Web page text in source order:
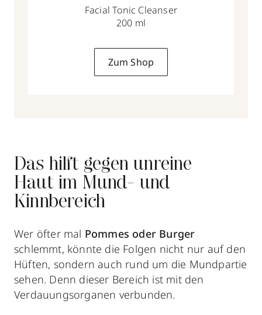
Facial Tonic Cleanser
200 ml
Zum Shop
Das hilft gegen unreine
Haut im Mund- und
Kinnbereich
Wer öfter mal Pommes oder Burger
schlemmt, könnte die Folgen nicht nur auf den
Hüften, sondern auch rund um die Mundpartie
sehen. Denn dieser Bereich ist mit den
Verdauungsorganen verbunden.